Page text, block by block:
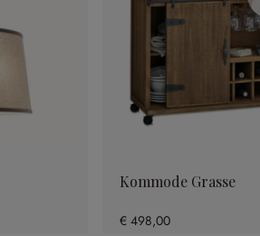
Kommode Grasse
€ 498,00